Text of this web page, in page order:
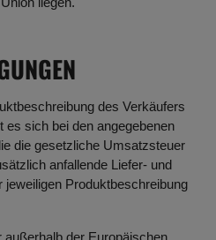
des Verkäufers
es sich bei den angegebenen
die gesetzliche Umsatzsteuer
anfallende Liefer- und
Produktbeschreibung
außerhalb der Europäischen